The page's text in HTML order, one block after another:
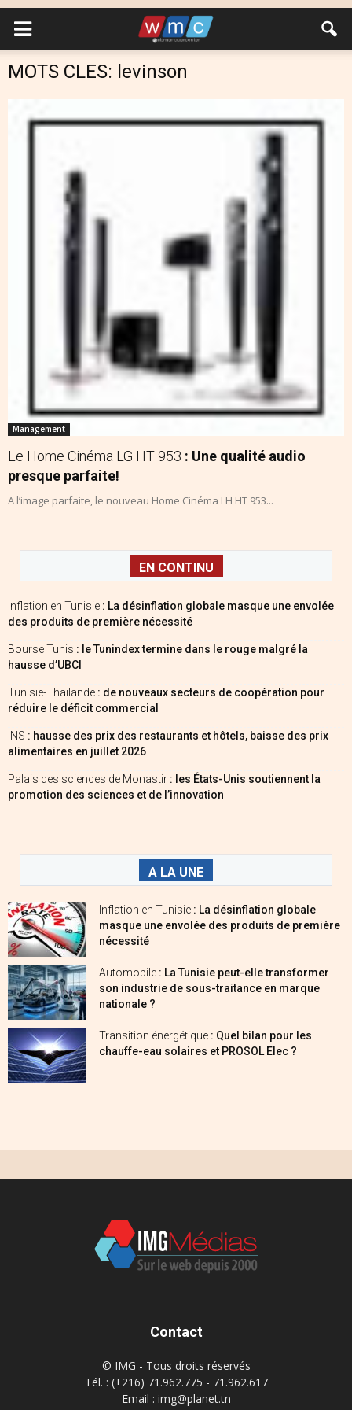
MOTS CLES: levinson
Management
Le Home Cinéma LG HT 953 : Une qualité audio
presque parfaite!
A l’image parfaite, le nouveau Home Cinéma LH HT 953...
EN CONTINU
Inflation en Tunisie : La désinflation globale masque une envolée
des produits de première nécessité
Bourse Tunis : le Tunindex termine dans le rouge malgré la
hausse d’UBCI
Tunisie-Thaïlande : de nouveaux secteurs de coopération pour
réduire le déficit commercial
INS : hausse des prix des restaurants et hôtels, baisse des prix
alimentaires en juillet 2026
Palais des sciences de Monastir : les États-Unis soutiennent la
promotion des sciences et de l’innovation
A LA UNE
Inflation en Tunisie : La désinflation globale
masque une envolée des produits de première
nécessité
Automobile : La Tunisie peut-elle transformer
son industrie de sous-traitance en marque
nationale ?
Transition énergétique : Quel bilan pour les
chauffe-eau solaires et PROSOL Elec ?
Contact
© IMG - Tous droits réservés
Tél. : (+216) 71.962.775 - 71.962.617
Email : img@planet.tn